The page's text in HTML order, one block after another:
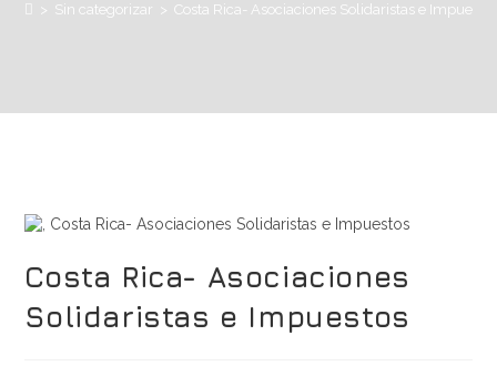
> Sin categorizar > Costa Rica- Asociaciones Solidaristas e
Costa Rica- Asociaciones
Solidaristas e Impuestos